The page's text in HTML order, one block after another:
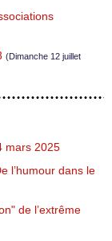
(Dimanche 12 juillet
mars 2025
l’humour dans le
de l’extrême